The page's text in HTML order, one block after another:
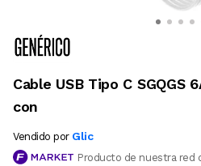
Cable USB Tipo C SGQGS
con
Vendido por Glic
Producto de nuestra red